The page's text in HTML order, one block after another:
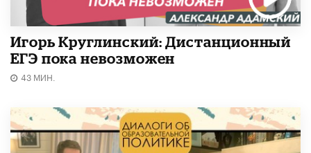
Игорь Круглинский: Дистанционный
ЕГЭ пока невозможен
43 МИН.